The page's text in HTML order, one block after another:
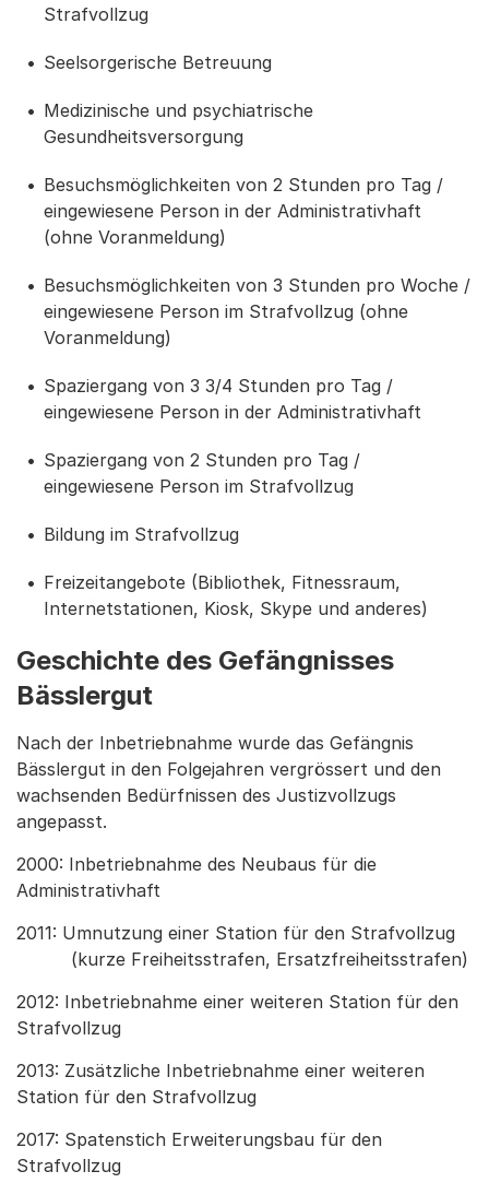
Strafvollzug
Seelsorgerische Betreuung
Medizinische und psychiatrische
Gesundheitsversorgung
Besuchsmöglichkeiten von 2 Stunden pro Tag /
eingewiesene Person in der Administrativhaft
(ohne Voranmeldung)
Besuchsmöglichkeiten von 3 Stunden pro Woche /
eingewiesene Person im Strafvollzug (ohne
Voranmeldung)
Spaziergang von 3 3/4 Stunden pro Tag /
eingewiesene Person in der Administrativhaft
Spaziergang von 2 Stunden pro Tag /
eingewiesene Person im Strafvollzug
Bildung im Strafvollzug
Freizeitangebote (Bibliothek, Fitnessraum,
Internetstationen, Kiosk, Skype und anderes)
Geschichte des Gefängnisses
Bässlergut
Nach der Inbetriebnahme wurde das Gefängnis
Bässlergut in den Folgejahren vergrössert und den
wachsenden Bedürfnissen des Justizvollzugs
angepasst.
2000: Inbetriebnahme des Neubaus für die
Administrativhaft
2011: Umnutzung einer Station für den Strafvollzug
(kurze Freiheitsstrafen, Ersatzfreiheitsstrafen)
2012: Inbetriebnahme einer weiteren Station für den
Strafvollzug
2013: Zusätzliche Inbetriebnahme einer weiteren
Station für den Strafvollzug
2017: Spatenstich Erweiterungsbau für den
Strafvollzug